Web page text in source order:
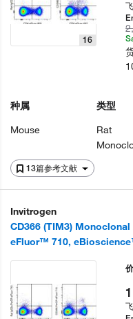
13篇参考文献
16
种属
Mouse
类型
Rat
Invitrogen
CD366 (TIM3)
eFluor™ 710,